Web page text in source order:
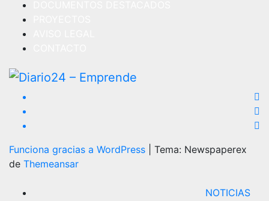
Funciona gracias a WordPress
Tema: Newspaperex
de Themeansar
NOTICIAS